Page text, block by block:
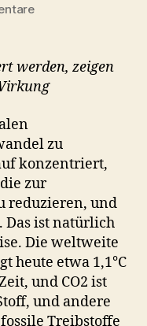
zu
Kühle
werden, zeigen
zu
konzentriert,
zur
reduzieren, und
ist natürlich
Die weltweite
heute etwa 1,1°C
und CO2 ist
und andere
Treibstoffe